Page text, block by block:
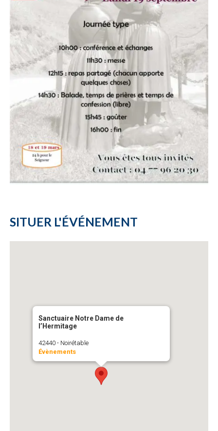
SITUER L'ÉVÉNEMENT
Sanctuaire Notre Dame de
l’Hermitage
42440 - Noirétable
Évènements